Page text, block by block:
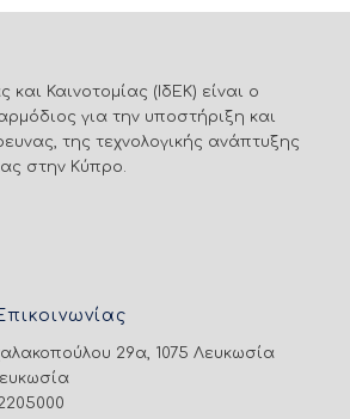
και Καινοτομίας (ΙδΕΚ) είναι ο
για την υποστήριξη και
της τεχνολογικής ανάπτυξης
στην Κύπρο.
29α, 1075 Λευκωσία